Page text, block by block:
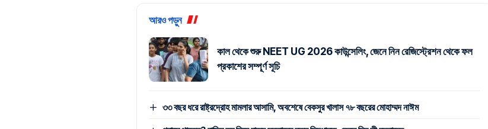
আরও পড়ুন
কাল থেকে শুরু NEET UG 2026 কাউন্সেলিং, জেনে নিন রেজিস্ট্রেশন থেকে ফল
প্রকাশের সম্পূর্ণ সূচি
৩৩ বছর ধরে রাষ্ট্রদ্রোহ মামলার আসামি, অবশেষে বেকসুর খালাস ৭৮ বছরের মোহাম্মদ নাঈম